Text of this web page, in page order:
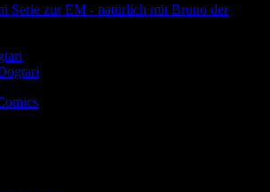
Serie zur EM - natürlich mit Bruno der